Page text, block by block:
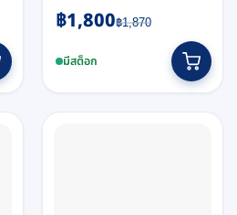
฿1,870
Original
was:
฿1,800
Current
is:มีสต็อก